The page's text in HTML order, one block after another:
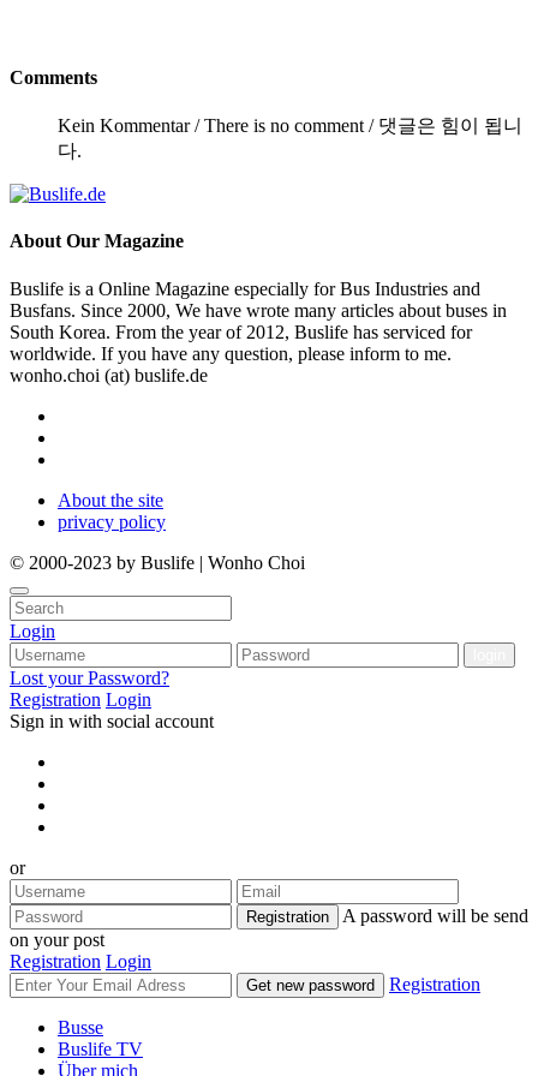
Comments
Kein Kommentar / There is no comment / 댓글은 힘이 됩니
다.
About Our Magazine
Buslife is a Online Magazine especially for Bus Industries and
Busfans. Since 2000, We have wrote many articles about buses in
South Korea. From the year of 2012, Buslife has serviced for
worldwide. If you have any question, please inform to me.
wonho.choi (at) buslife.de
About the site
privacy policy
© 2000-2023 by Buslife | Wonho Choi
Login
Lost your Password?
Registration Login
Sign in with social account
or
Registration
A password will be send
on your post
Registration Login
Get new password Registration
Busse
Buslife TV
Über mich